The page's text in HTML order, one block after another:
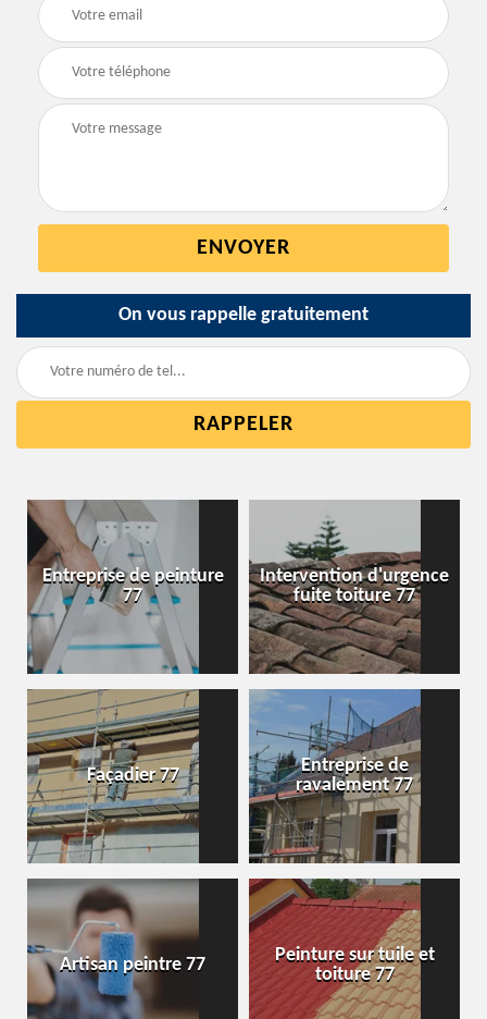
On vous rappelle gratuitement
Entreprise de peinture
77
Intervention d'urgence
fuite toiture 77
Façadier 77
Entreprise de
ravalement 77
Artisan peintre 77
Peinture sur tuile et
toiture 77